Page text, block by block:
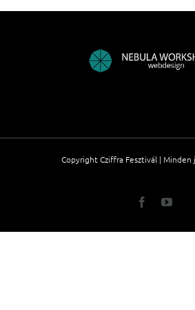
Copyright Cziffra Fesztivál |
Facebook